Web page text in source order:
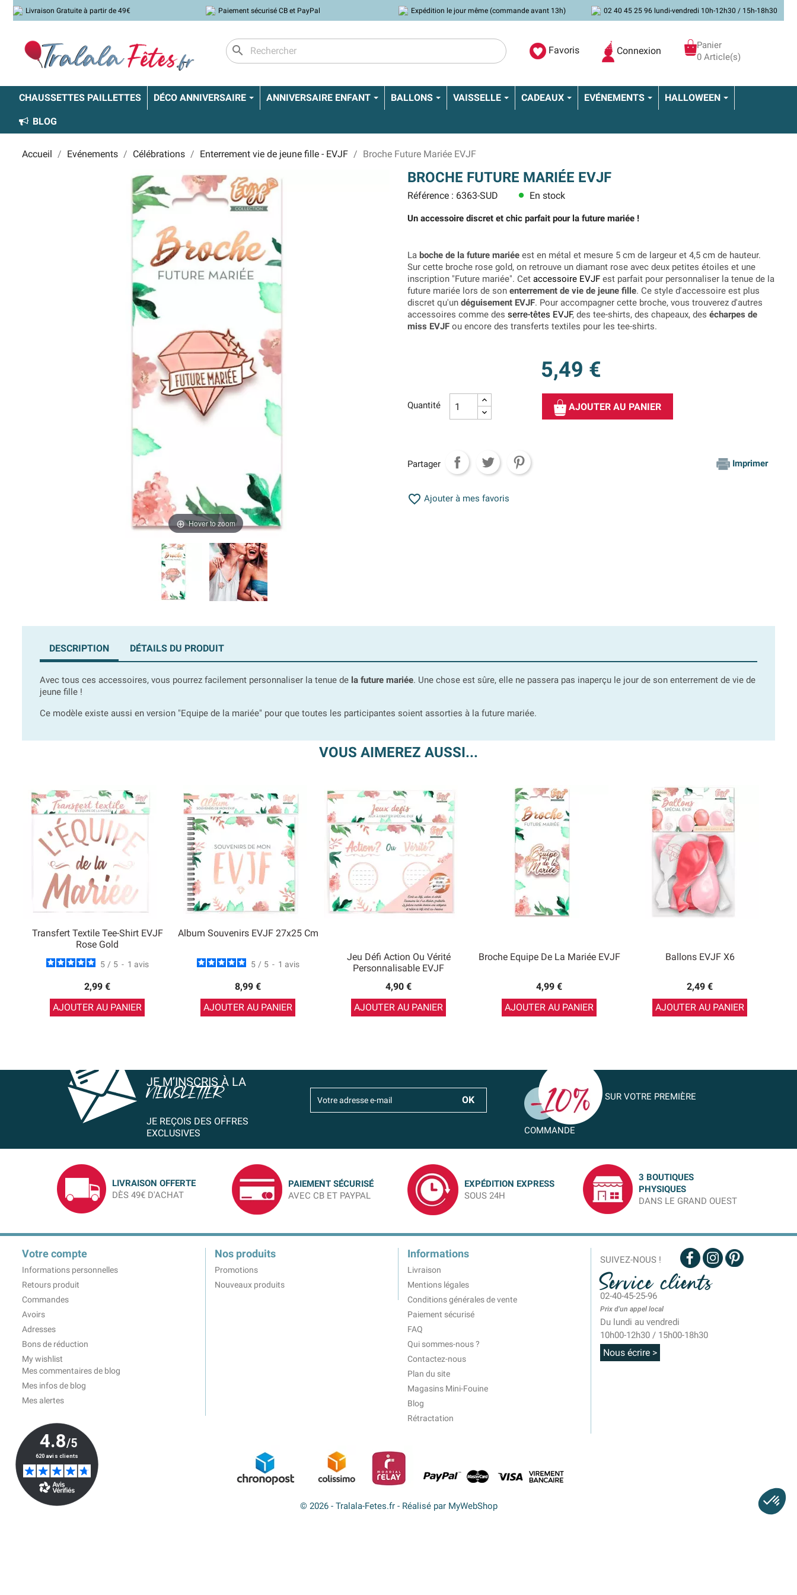
Livraison Gratuite à partir de 49€ Paiement sécurisé CB et PayPal Expédition le jour même (commande avant 13h) 02 40 45 25 96 lundi-vendredi 10h-12h30 / 15h-18h30
search Favoris Connexion
Panier
0 Article(s)
CHAUSSETTES PAILLETTES DÉCO ANNIVERSAIRE ANNIVERSAIRE ENFANT BALLONS VAISSELLE CADEAUX EVÉNEMENTS HALLOWEEN
BLOG
Accueil Evénements Célébrations Enterrement vie de jeune fille - EVJF Broche Future Mariée EVJF
Hover to zoom
BROCHE FUTURE MARIÉE EVJF
Référence : 6363-SUD lens En stock
Un accessoire discret et chic parfait pour la future mariée !
La boche de la future mariée est en métal et mesure 5 cm de largeur et 4,5 cm de hauteur.
Sur cette broche rose gold, on retrouve un diamant rose avec deux petites étoiles et une
inscription "Future mariée". Cet accessoire EVJF est parfait pour personnaliser la tenue de la
future mariée lors de son enterrement de vie de jeune fille. Ce style d'accessoire est plus
discret qu'un déguisement EVJF. Pour accompagner cette broche, vous trouverez d'autres
accessoires comme des serre-têtes EVJF, des tee-shirts, des chapeaux, des écharpes de
miss EVJF ou encore des transferts textiles pour les tee-shirts.
5,49 €
Quantité AJOUTER AU PANIER
Partager Imprimer
 Ajouter à mes favoris
DESCRIPTION DÉTAILS DU PRODUIT
Avec tous ces accessoires, vous pourrez facilement personnaliser la tenue de la future mariée. Une chose est sûre, elle ne passera pas inaperçu le jour de son enterrement de vie de
jeune fille !
Ce modèle existe aussi en version "Equipe de la mariée" pour que toutes les participantes soient assorties à la future mariée.
VOUS AIMEREZ AUSSI...
Transfert Textile Tee-Shirt EVJF
Rose Gold
5 / 5 - 1 avis
2,99 €
AJOUTER AU PANIER
Album Souvenirs EVJF 27x25 Cm
5 / 5 - 1 avis
8,99 €
AJOUTER AU PANIER
Jeu Défi Action Ou Vérité
Personnalisable EVJF
4,90 €
AJOUTER AU PANIER
Broche Equipe De La Mariée EVJF
4,99 €
AJOUTER AU PANIER
Ballons EVJF X6
2,49 €
AJOUTER AU PANIER
JE M’INSCRIS À LA
NEWSLETTER
JE REÇOIS DES OFFRES
EXCLUSIVES
SUR VOTRE PREMIÈRE
COMMANDE
LIVRAISON OFFERTE
DÈS 49€ D'ACHAT
PAIEMENT SÉCURISÉ
AVEC CB ET PAYPAL
EXPÉDITION EXPRESS
SOUS 24H
3 BOUTIQUES
PHYSIQUES
DANS LE GRAND OUEST
Votre compte
Informations personnelles
Retours produit
Commandes
Avoirs
Adresses
Bons de réduction
My wishlist
Mes commentaires de blog
Mes infos de blog
Mes alertes
Nos produits
Promotions
Nouveaux produits
Informations
Livraison
Mentions légales
Conditions générales de vente
Paiement sécurisé
FAQ
Qui sommes-nous ?
Contactez-nous
Plan du site
Magasins Mini-Fouine
Blog
Rétractation
SUIVEZ-NOUS !
Service clients
02-40-45-25-96
Prix d'un appel local
Du lundi au vendredi
10h00-12h30 / 15h00-18h30
Nous écrire >
© 2026 - Tralala-Fetes.fr - Réalisé par MyWebShop